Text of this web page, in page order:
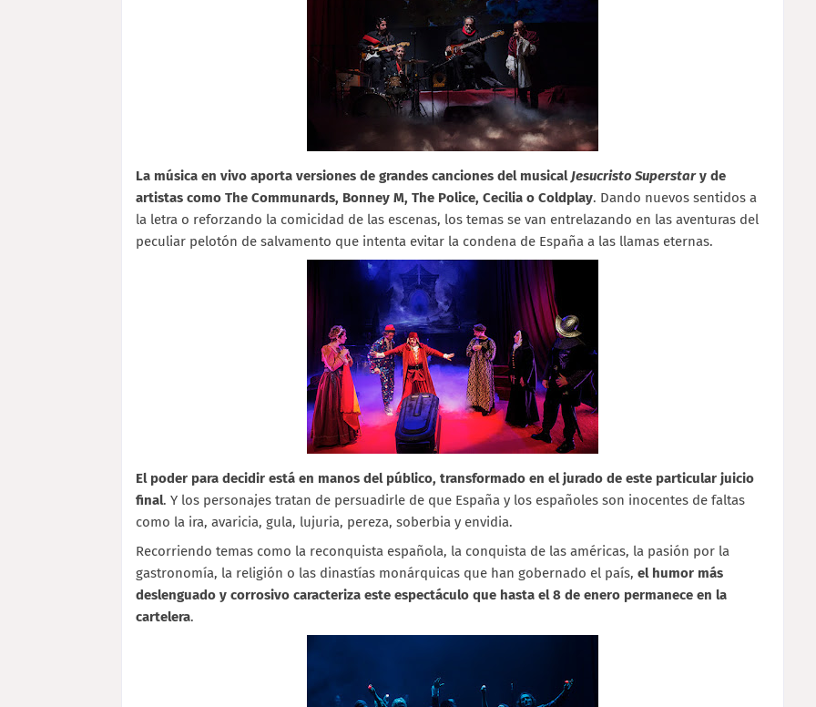
La música en vivo aporta versiones de grandes canciones del musicalJesucristo Superstary de
artistas como The Communards, Bonney M, The Police, Cecilia o Coldplay. Dando nuevos sentidos a
la letra o reforzando la comicidad de las escenas, los temas se van entrelazando en las aventuras del
peculiar pelotón de salvamento que intenta evitar la condena de España a las llamas eternas.
El poder para decidir está en manos del público, transformado en el jurado de este particular juicio
final. Y los personajes tratan de persuadirle de que España y los españoles son inocentes de faltas
como la ira, avaricia, gula, lujuria, pereza, soberbia y envidia.
Recorriendo temas como la reconquista española, la conquista de las américas, la pasión por la
gastronomía, la religión o las dinastías monárquicas que han gobernado el país, el humor más
deslenguado y corrosivo caracteriza este espectáculo que hasta el 8 de enero permanece en la
cartelera.